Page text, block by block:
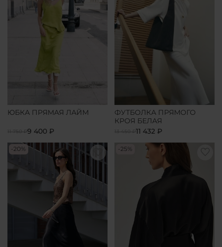
ЮБКА ПРЯМАЯ ЛАЙМ
11 750 ₽9 400 ₽
ФУТБОЛКА ПРЯМОГО
КРОЯ БЕЛАЯ
13 450 ₽11 432 ₽
-20% -25%